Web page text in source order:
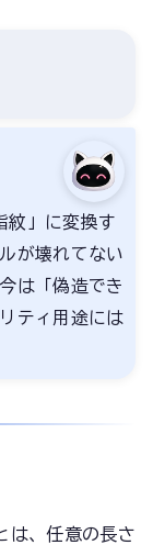
紋」に変換す
が壊れてない
は「偽造でき
ティ用途には
は、任意の長さ